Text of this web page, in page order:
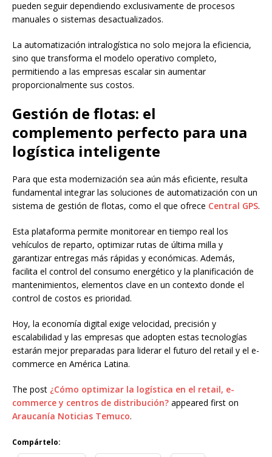
pueden seguir dependiendo exclusivamente de procesos
manuales o sistemas desactualizados.
La automatización intralogística no solo mejora la eficiencia,
sino que transforma el modelo operativo completo,
permitiendo a las empresas escalar sin aumentar
proporcionalmente sus costos.
Gestión de flotas: el
complemento perfecto para una
logística inteligente
Para que esta modernización sea aún más eficiente, resulta
fundamental integrar las soluciones de automatización con un
sistema de gestión de flotas, como el que ofrece Central GPS.
Esta plataforma permite monitorear en tiempo real los
vehículos de reparto, optimizar rutas de última milla y
garantizar entregas más rápidas y económicas. Además,
facilita el control del consumo energético y la planificación de
mantenimientos, elementos clave en un contexto donde el
control de costos es prioridad.
Hoy, la economía digital exige velocidad, precisión y
escalabilidad y las empresas que adopten estas tecnologías
estarán mejor preparadas para liderar el futuro del retail y el e-
commerce en América Latina.
The post ¿Cómo optimizar la logística en el retail, e-
commerce y centros de distribución? appeared first on
Araucanía Noticias Temuco.
Compártelo: